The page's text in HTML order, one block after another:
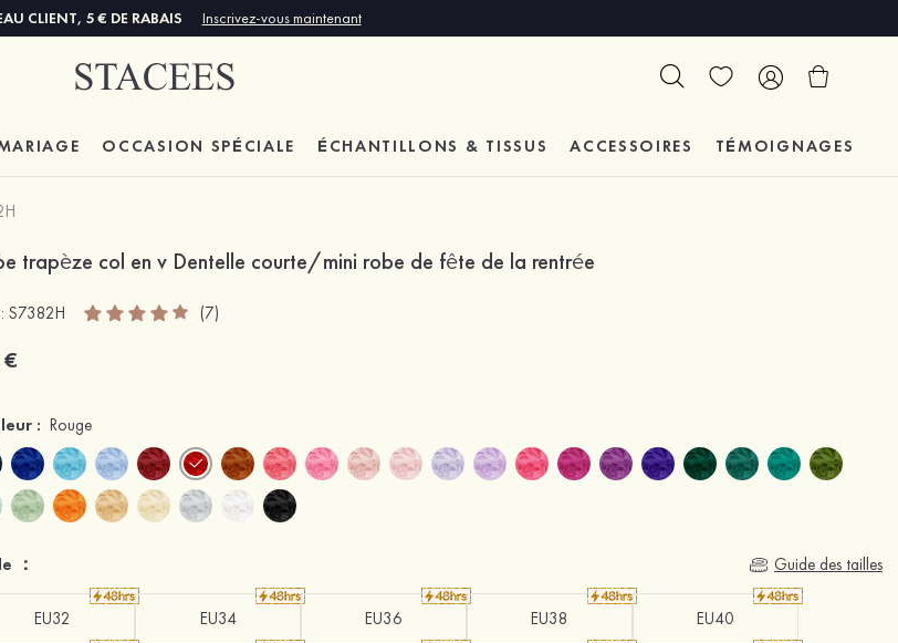
CLIENT, 5 € DE RABAIS Inscrivez-vous maintenant
OCCASION SPÉCIALE ÉCHANTILLONS & TISSUS ACCESSOIRES TÉMOIGNAGES
trapèze col en v Dentelle courte/mini robe de fête de la rentrée
S7382H (7)
€
: Rouge
： Guide des tailles
EU32 EU34 EU36 EU38 EU40